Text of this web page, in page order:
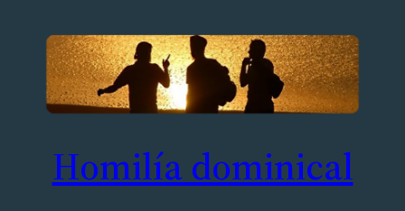
contenido
Homilía dominical